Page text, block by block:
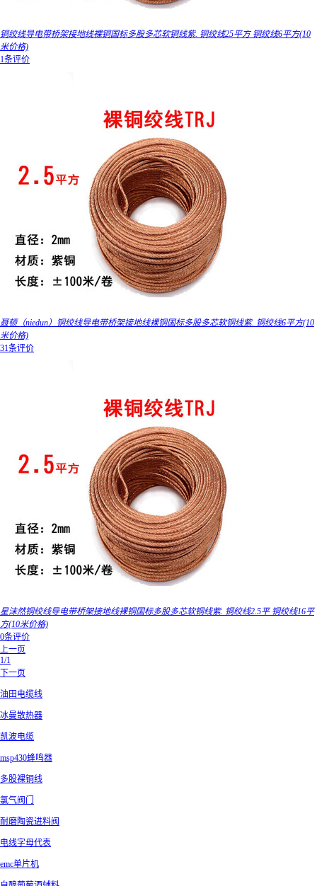
铜绞线导电带桥架接地线裸铜国标多股多芯软铜线紫. 铜绞线25平方 铜绞线6平方(10
米价格)
1条评价
聂顿（niedun）铜绞线导电带桥架接地线裸铜国标多股多芯软铜线紫. 铜绞线6平方(10
米价格)
31条评价
星沫然铜绞线导电带桥架接地线裸铜国标多股多芯软铜线紫. 铜绞线2.5平 铜绞线16平
方(10米价格)
0条评价
上一页
1/1
下一页
油田电缆线
冰曼散热器
凯波电缆
msp430蜂鸣器
多股裸铜线
氯气阀门
耐磨陶瓷进料阀
电线字母代表
emc单片机